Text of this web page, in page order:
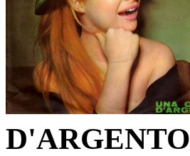
D'ARGENTO